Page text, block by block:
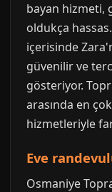
bayan hizmeti,
oldukça
içerisinde
güvenilir ve
gösteriyor.
arasında en
hizmetleriyle
Eve
Osmaniye